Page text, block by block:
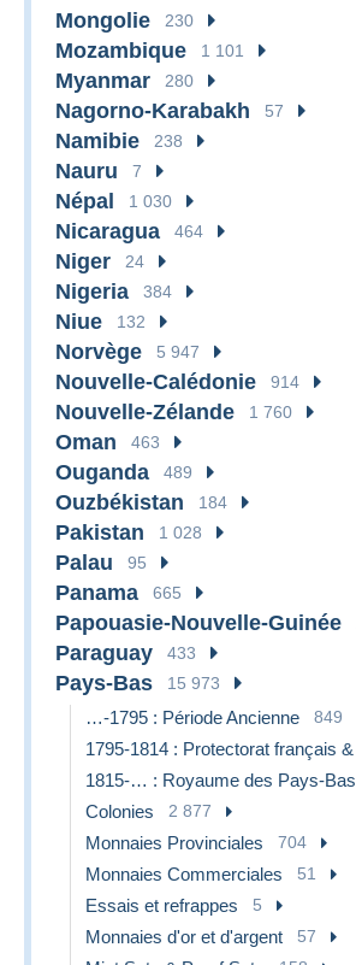
Mongolie 230
Mozambique 1 101
Myanmar 280
Nagorno-Karabakh 57
Namibie 238
Nauru 7
Népal 1 030
Nicaragua 464
Niger 24
Nigeria 384
Niue 132
Norvège 5 947
Nouvelle-Calédonie 914
Nouvelle-Zélande 1 760
Oman 463
Ouganda 489
Ouzbékistan 184
Pakistan 1 028
Palau 95
Panama 665
Papouasie-Nouvelle-Guinée
Paraguay 433
Pays-Bas 15 973
…-1795 : Période Ancienne 849
1815-… : Royaume des Pays-Bas
Colonies 2 877
Monnaies Provinciales 704
Monnaies Commerciales 51
Essais et refrappes 5
Monnaies d'or et d'argent 57